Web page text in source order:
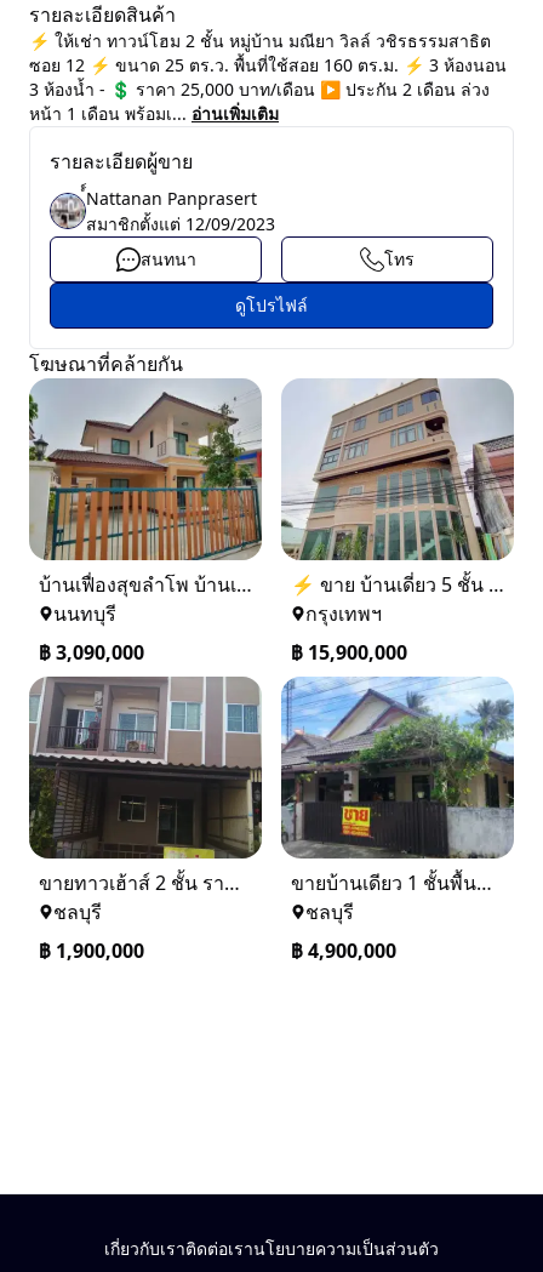
รายละเอียดสินค้า
⚡ ให้เช่า ทาวน์โฮม 2 ชั้น หมู่บ้าน มณียา วิลล์ วชิรธรรมสาธิต
ซอย 12 ⚡ ขนาด 25 ตร.ว. พื้นที่ใช้สอย 160 ตร.ม. ⚡ 3 ห้องนอน
3 ห้องน้ำ - 💲 ราคา 25,000 บาท/เดือน ▶️ ประกัน 2 เดือน ล่วง
หน้า 1 เดือน พร้อมเ... อ่านเพิ่มเติม
รายละเอียดผู้ขาย
์์Nattanan Panprasert
สมาชิกตั้งแต่ 12/09/2023
สนทนา
โทร
ดูโปรไฟล์
โฆษณาที่คล้ายกัน
บ้านเฟื่องสุขลำโพ บ้านเดี่ยวสร้างใหม่ บางบัวทอง
นนทบุรี
฿3,090,000
⚡ ขาย บ้านเดี่ยว 5 ชั้น ซอย ประชาชื่น 14 ใกล้ BTS
กรุงเทพฯ
฿ 15,900,000
ขายทาวเฮ้าส์ 2 ชั้น ราคา 1.9 ล้านบาท ที่อยู่ ศรีราชา ชลบุรี
ชลบุรี
฿ 1,900,000
ขายบ้านเดียว 1 ชั้นพื้นที่ 102 ตรว บางละมุง ชลบุรี
ชลบุรี
฿4,900,000
เกี่ยวกับเราติดต่อเรานโยบายความเป็นส่วนตัว